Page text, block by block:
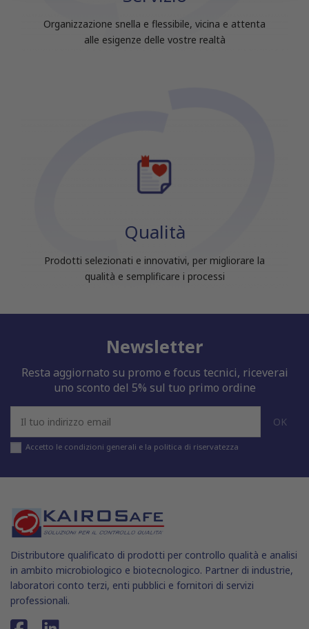
raccolto dal tuo utilizzo dei loro servizi.
Organizzazione snella e flessibile, vicina e attenta
alle esigenze delle vostre realtà
Qualità
Prodotti selezionati e innovativi, per migliorare la
qualità e semplificare i processi
Newsletter
Resta aggiornato su promo e focus tecnici, riceverai
uno sconto del 5% sul tuo primo ordine
Accetto le condizioni generali e la politica di riservatezza
Distributore qualificato di prodotti per controllo qualità e analisi
in ambito microbiologico e biotecnologico. Partner di industrie,
laboratori conto terzi, enti pubblici e fornitori di servizi
professionali.